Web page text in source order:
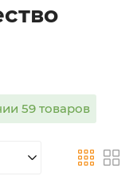
59 товаров